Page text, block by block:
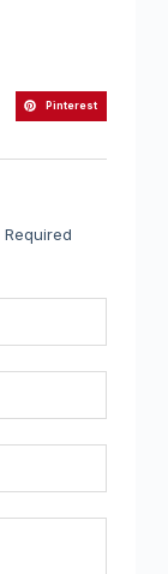
Pinterest
Required